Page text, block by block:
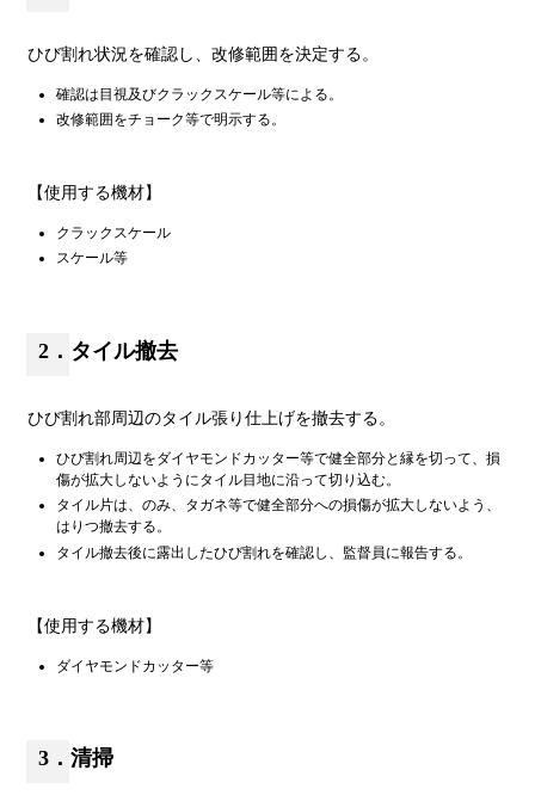
ひび割れ状況を確認し、改修範囲を決定する。
確認は目視及びクラックスケール等による。
改修範囲をチョーク等で明示する。
【使用する機材】
クラックスケール
スケール等
2．タイル撤去
ひび割れ部周辺のタイル張り仕上げを撤去する。
ひび割れ周辺をダイヤモンドカッター等で健全部分と縁を切って、損
傷が拡大しないようにタイル目地に沿って切り込む。
タイル片は、のみ、タガネ等で健全部分への損傷が拡大しないよう、
はりつ撤去する。
タイル撤去後に露出したひび割れを確認し、監督員に報告する。
【使用する機材】
ダイヤモンドカッター等
3．清掃